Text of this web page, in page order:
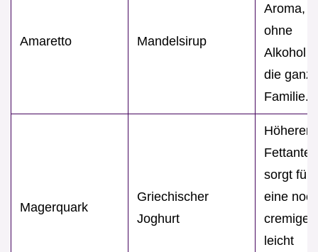
Amaretto Mandelsirup
Aroma,
ohne
Alkohol
die
Familie.
Magerquark
Griechischer
Joghurt
Höherer
sorgt für
eine
leicht